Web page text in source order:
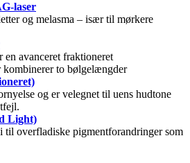
laser
og melasma – især til mørkere
en avanceret fraktioneret
kombinerer to bølgelængder
og er velegnet til uens hudtone
Light)
til overfladiske pigmentforandringer som